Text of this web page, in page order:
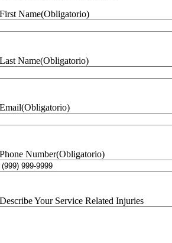
First Name(Obligatorio)
Last Name(Obligatorio)
Email(Obligatorio)
Phone Number(Obligatorio)
Describe Your Service Related Injuries